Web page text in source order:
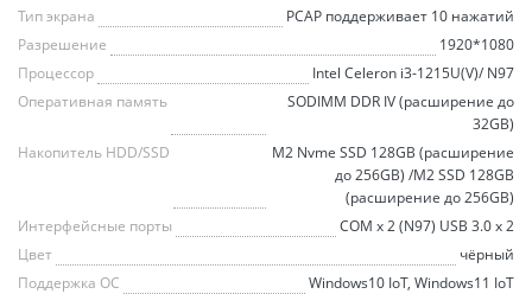
Тип экрана
PCAP поддерживает 10 нажатий
Разрешение
1920*1080
Процессор
Intel Celeron i3-1215U(V)/ N97
Оперативная память
SODIMM DDR IV (расширение до
32GB)
Накопитель HDD/SSD
M2 Nvme SSD 128GB (расширение
до 256GB) /M2 SSD 128GB
(расширение до 256GB)
Интерфейсные порты
COM х 2 (N97) USB 3.0 х 2
Цвет
чёрный
Поддержка ОС
Windows10 IoT, Windows11 IoT